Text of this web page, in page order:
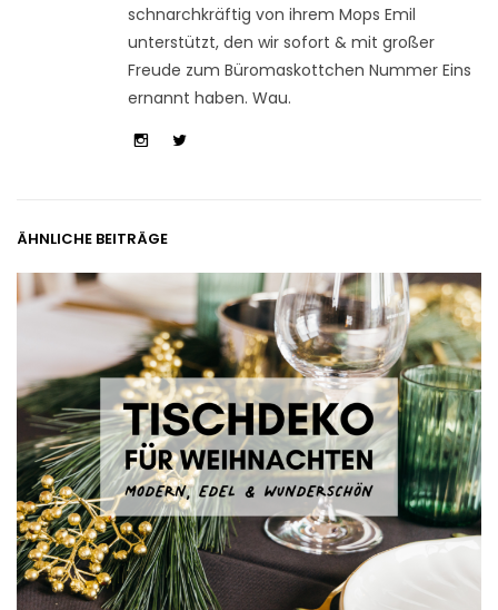
schnarchkräftig von ihrem Mops Emil
unterstützt, den wir sofort & mit großer
Freude zum Büromaskottchen Nummer Eins
ernannt haben. Wau.
ÄHNLICHE BEITRÄGE